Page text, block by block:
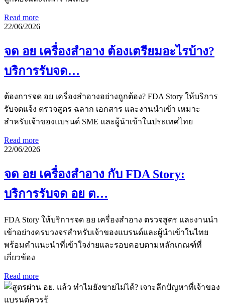
Read more
22/06/2026
จด อย เครื่องสำอาง ต้องเตรียมอะไรบ้าง?
บริการรับจด…
ต้องการจด อย เครื่องสำอางอย่างถูกต้อง? FDA Story ให้บริการ
รับจดแจ้ง ตรวจสูตร ฉลาก เอกสาร และงานนำเข้า เหมาะ
สำหรับเจ้าของแบรนด์ SME และผู้นำเข้าในประเทศไทย
Read more
22/06/2026
จด อย เครื่องสำอาง กับ FDA Story:
บริการรับจด อย ต…
FDA Story ให้บริการจด อย เครื่องสำอาง ตรวจสูตร และงานนำ
เข้าอย่างครบวงจรสำหรับเจ้าของแบรนด์และผู้นำเข้าในไทย
พร้อมคำแนะนำที่เข้าใจง่ายและรอบคอบตามหลักเกณฑ์ที่
เกี่ยวข้อง
Read more